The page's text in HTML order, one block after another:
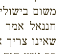
משום
חננאל
שאינו